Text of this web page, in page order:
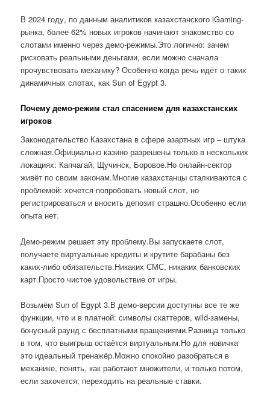
В 2024 году, по данным аналитиков казахстанского iGaming-
рынка, более 62% новых игроков начинают знакомство со
слотами именно через демо-режимы.Это логично: зачем
рисковать реальными деньгами, если можно сначала
прочувствовать механику? Особенно когда речь идёт о таких
динамичных слотах, как Sun of Egypt 3.
Почему демо-режим стал спасением для казахстанских
игроков
Законодательство Казахстана в сфере азартных игр – штука
сложная.Официально казино разрешены только в нескольких
локациях: Капчагай, Щучинск, Боровое.Но онлайн-сектор
живёт по своим законам.Многие казахстанцы сталкиваются с
проблемой: хочется попробовать новый слот, но
регистрироваться и вносить депозит страшно.Особенно если
опыта нет.
Демо-режим решает эту проблему.Вы запускаете слот,
получаете виртуальные кредиты и крутите барабаны без
каких-либо обязательств.Никаких СМС, никаких банковских
карт.Просто чистое удовольствие от игры.
Возьмём Sun of Egypt 3.В демо-версии доступны все те же
функции, что и в платной: символы скаттеров, wild-замены,
бонусный раунд с бесплатными вращениями.Разница только
в том, что выигрыш остаётся виртуальным.Но для новичка
это идеальный тренажёр.Можно спокойно разобраться в
механике, понять, как работают множители, и только потом,
если захочется, переходить на реальные ставки.